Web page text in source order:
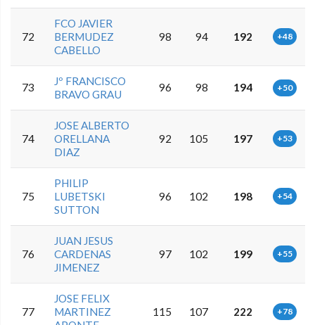
72
FCO JAVIER
BERMUDEZ
CABELLO
98 94 192 +48
73
Jº FRANCISCO
BRAVO GRAU
96 98 194 +50
74
JOSE ALBERTO
ORELLANA
DIAZ
92 105 197 +53
75
PHILIP
LUBETSKI
SUTTON
96 102 198 +54
76
JUAN JESUS
CARDENAS
JIMENEZ
97 102 199 +55
77
JOSE FELIX
MARTINEZ
115 107 222 +78